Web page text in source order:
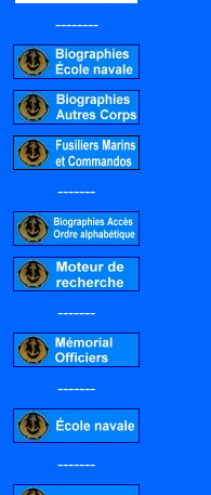
--------
-------
-------
-------
-------